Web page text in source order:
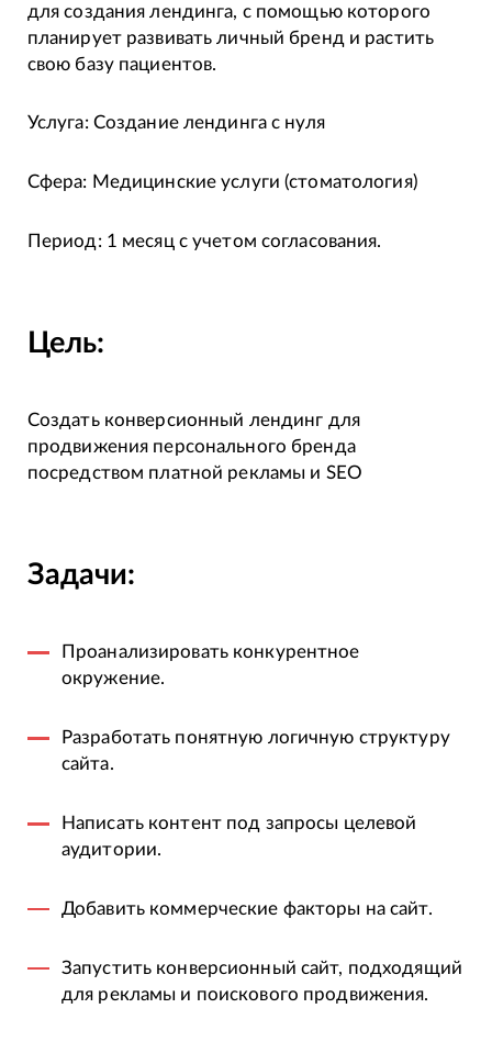
для создания лендинга, с помощью которого
планирует развивать личный бренд и растить
свою базу пациентов.
Услуга: Создание лендинга с нуля
Сфера: Медицинские услуги (стоматология)
Период: 1 месяц с учетом согласования.
Цель:
Создать конверсионный лендинг для
продвижения персонального бренда
посредством платной рекламы и SEO
Задачи:
Проанализировать конкурентное
окружение.
Разработать понятную логичную структуру
сайта.
Написать контент под запросы целевой
аудитории.
Добавить коммерческие факторы на сайт.
Запустить конверсионный сайт, подходящий
для рекламы и поискового продвижения.